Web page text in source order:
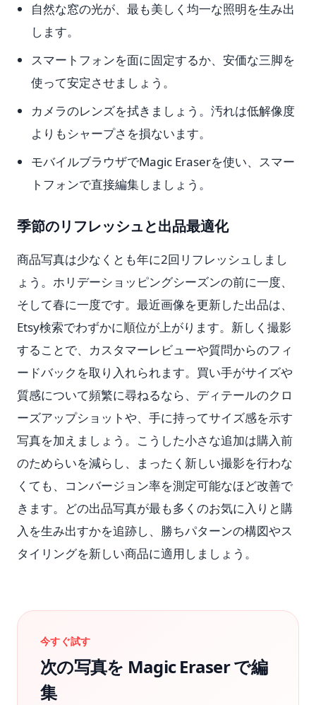
自然な窓の光が、最も美しく均一な照明を生み出
します。
スマートフォンを面に固定するか、安価な三脚を
使って安定させましょう。
カメラのレンズを拭きましょう。汚れは低解像度
よりもシャープさを損ないます。
モバイルブラウザでMagic Eraserを使い、スマー
トフォンで直接編集しましょう。
季節のリフレッシュと出品最適化
商品写真は少なくとも年に2回リフレッシュしまし
ょう。ホリデーショッピングシーズンの前に一度、
そして春に一度です。最近画像を更新した出品は、
Etsy検索でわずかに順位が上がります。新しく撮影
することで、カスタマーレビューや質問からのフィ
ードバックを取り入れられます。買い手がサイズや
質感について頻繁に尋ねるなら、ディテールのクロ
ーズアップショットや、手に持ってサイズ感を示す
写真を加えましょう。こうした小さな追加は購入前
のためらいを減らし、まったく新しい撮影を行わな
くても、コンバージョン率を測定可能なほど改善で
きます。どの出品写真が最も多くのお気に入りと購
入を生み出すかを追跡し、勝ちパターンの構図やス
タイリングを新しい商品に適用しましょう。
今すぐ試す
次の写真を Magic Eraser で編
集